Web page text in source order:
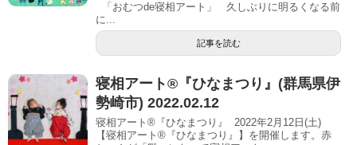
「おむつde寝相アート」 久しぶりに明るくなる前
に...
記事を読む
寝相アート®︎『ひなまつり』(群馬県伊
勢崎市) 2022.02.12
寝相アート®『ひなまつり』 2022年2月12日(土)
【寝相アート®︎『ひなまつり』】を開催します。赤